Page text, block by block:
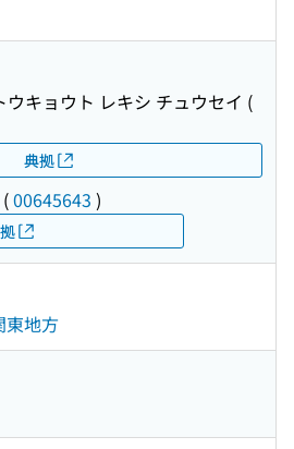
ウキョウト レキシ チュウセイ (
典拠
(00645643 )
東地方